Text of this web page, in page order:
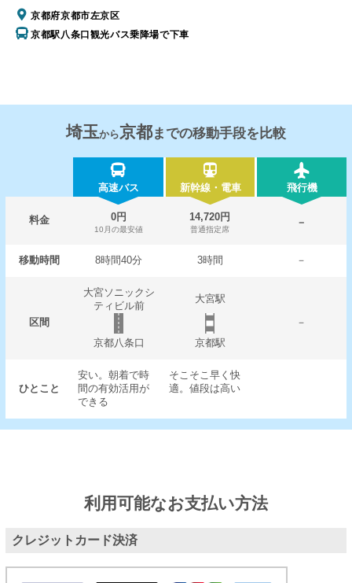
京都府京都市左京区
京都駅八条口観光バス乗降場で下車
埼玉から京都までの移動手段を比較
高速バス 新幹線・電車 飛行機
料金 0円
10月の最安値
14,720円
普通指定席
－
移動時間 8時間40分 3時間 －
区間
大宮ソニックシ
ティビル前
大宮駅
－
京都八条口
京都駅
ひとこと
安い。朝着で時
間の有効活用が
できる
そこそこ早く快
適。値段は高い
利用可能なお支払い方法
クレジットカード決済